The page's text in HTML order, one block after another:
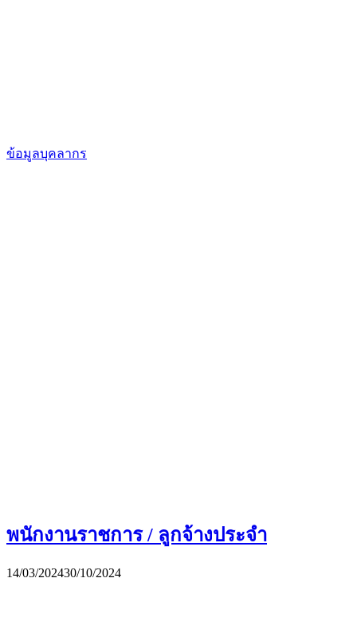
ข้อมูลบุคลากร
พนักงานราชการ / ลูกจ้างประจำ
14/03/202430/10/2024